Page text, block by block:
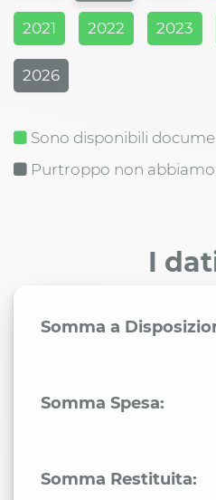
2021 2022 2023
2026
Sono disponibili
Purtroppo non
I
Somma a
Somma Spesa:
Somma Restituita: